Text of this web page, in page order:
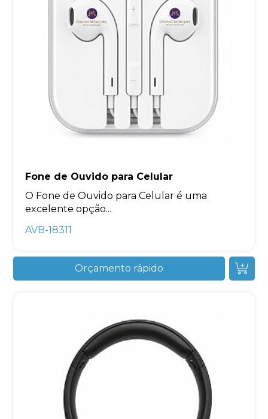
Fone de Ouvido para Celular
O Fone de Ouvido para Celular é uma
excelente opção...
AVB-18311
Orçamento rápido